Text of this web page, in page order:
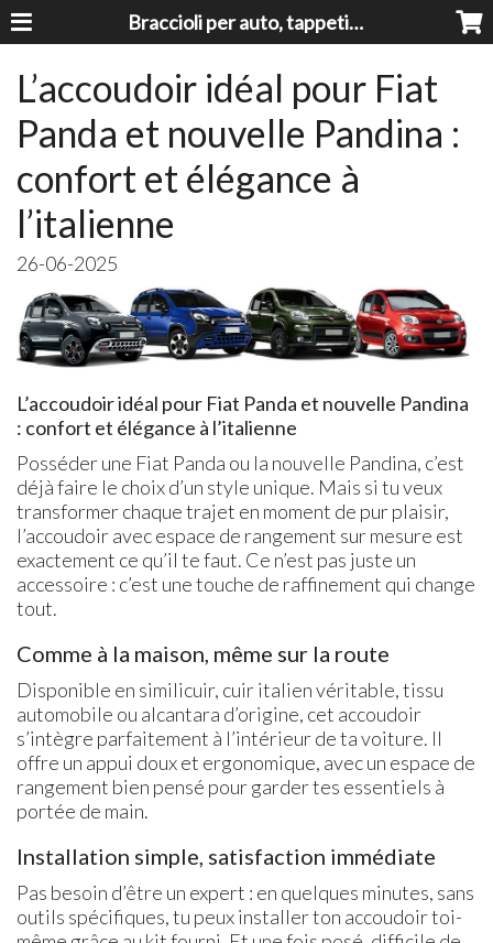
Braccioli per auto, tappeti auto, accessori auto MADE IN ITALY - Armrests, Mittelarmlehnen, Accoundoirs
L’accoudoir idéal pour Fiat
Panda et nouvelle Pandina :
confort et élégance à
l’italienne
26-06-2025
L’accoudoir idéal pour Fiat Panda et nouvelle Pandina
: confort et élégance à l’italienne
Posséder une Fiat Panda ou la nouvelle Pandina, c’est
déjà faire le choix d’un style unique. Mais si tu veux
transformer chaque trajet en moment de pur plaisir,
l’accoudoir avec espace de rangement sur mesure est
exactement ce qu’il te faut. Ce n’est pas juste un
accessoire : c’est une touche de raffinement qui change
tout.
Comme à la maison, même sur la route
Disponible en similicuir, cuir italien véritable, tissu
automobile ou alcantara d’origine, cet accoudoir
s’intègre parfaitement à l’intérieur de ta voiture. Il
offre un appui doux et ergonomique, avec un espace de
rangement bien pensé pour garder tes essentiels à
portée de main.
Installation simple, satisfaction immédiate
Pas besoin d’être un expert : en quelques minutes, sans
outils spécifiques, tu peux installer ton accoudoir toi-